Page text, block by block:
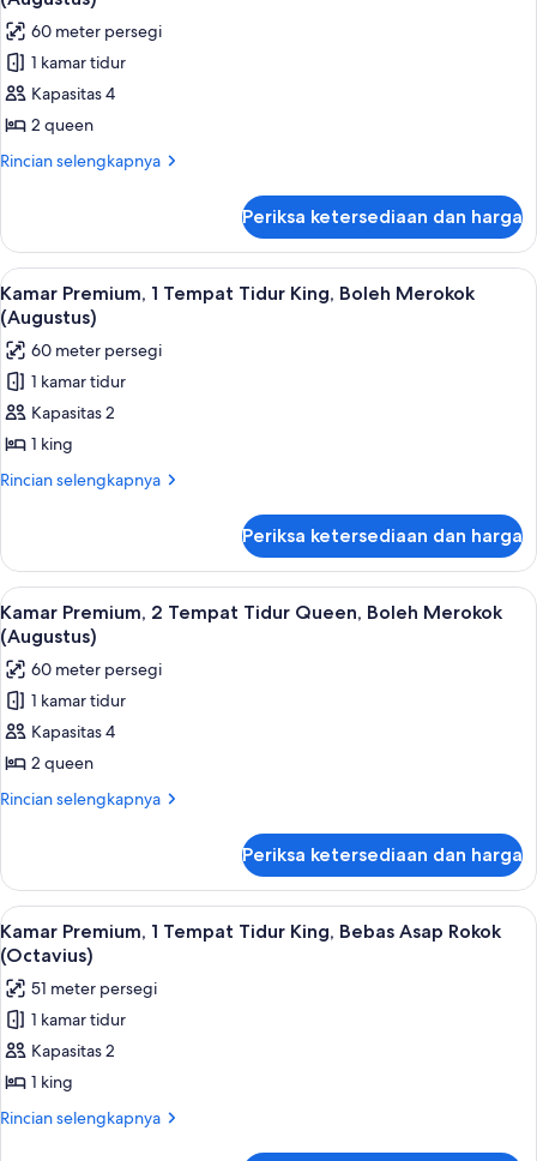
Tidur
King,
Bebas
Asap
Rokok
(Augustus)
foto
untuk
Kamar
Premium,
2
Tempat
Bebas
Asap
Rokok
(Augustus)
60 meter persegi
1 kamar tidur
Kapasitas 4
2 queen
Rincian selengkapnya
Rincian
Kamar
Premium,
2
Tempat
Tidur
Queen,
Bebas
Asap
Rokok
(Augustus)
Periksa ketersediaan dan harga
Lihat
semua
foto
untuk
Kamar
Premium,
1
Tempat
Boleh
Merokok
(Augustus)
Bantalan ekstra lembut, brankas,
5
Kamar Premium, 1 Tempat Tidur King, Boleh Merokok
(Augustus)
60 meter persegi
1 kamar tidur
Kapasitas 2
1 king
Rincian selengkapnya
Rincian
Kamar
Premium,
1
Tempat
Tidur
King,
Boleh
Merokok
(Augustus)
Periksa ketersediaan dan harga
Lihat
semua
foto
untuk
Kamar
Premium,
2
Tempat
Boleh
Merokok
(Augustus)
Bantalan ekstra lembut, brankas,
4
Kamar Premium, 2 Tempat Tidur Queen, Boleh Merokok
(Augustus)
60 meter persegi
1 kamar tidur
Kapasitas 4
2 queen
Rincian selengkapnya
Rincian
Kamar
Premium,
2
Tempat
Tidur
Queen,
Boleh
Merokok
(Augustus)
Periksa ketersediaan dan harga
Lihat
semua
foto
untuk
Kamar
Premium,
1
Tempat
Bantalan ekstra lembut, brankas,
4
Kamar Premium, 1 Tempat Tidur King, Bebas Asap Rokok
(Octavius)
51 meter persegi
1 kamar tidur
Kapasitas 2
1 king
Rincian selengkapnya
Rincian